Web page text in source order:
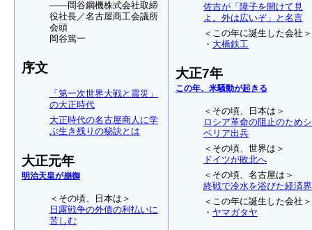
――岡谷鋼機株式会社取締
役社長／名古屋商工会議所
会頭
岡谷篤一
序文
「第一次世界大戦と震災」
の大正時代
大正時代の名古屋商人に学
ぶ生き残りの秘訣とは
大正元年
明治天皇が崩御
＜その頃、日本は＞
日露戦争の外債の利払いに
苦しむ
佐吉が「障子を開けて見
よ。外は広いぞ」と名言
＜この年に誕生した会社＞
・ 大橋鉄工
大正7年
この年、米騒動が起きる
＜その頃、日本は＞
ロシア革命の阻止のためシ
ベリア出兵
＜その頃、世界は＞
ドイツが敗北へ
＜その頃、名古屋は＞
終戦で冷水を浴びた経済界
＜この年に誕生した会社＞
・ ヤマガタヤ